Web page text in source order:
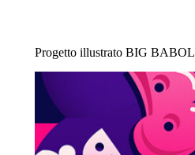
Progetto illustrato BIG BABOL